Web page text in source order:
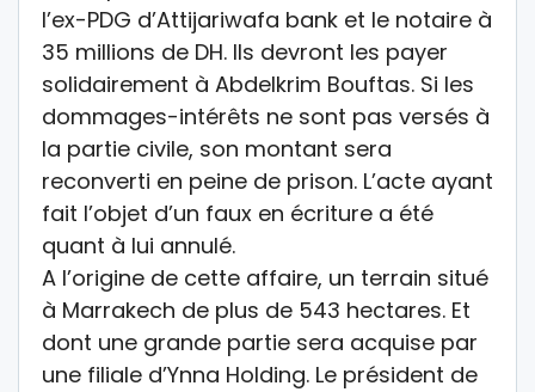
l’ex-PDG d’Attijariwafa bank et le notaire à
35 millions de DH. Ils devront les payer
solidairement à Abdelkrim Bouftas. Si les
dommages-intérêts ne sont pas versés à
la partie civile, son montant sera
reconverti en peine de prison. L’acte ayant
fait l’objet d’un faux en écriture a été
quant à lui annulé.
A l’origine de cette affaire, un terrain situé
à Marrakech de plus de 543 hectares. Et
dont une grande partie sera acquise par
une filiale d’Ynna Holding. Le président de